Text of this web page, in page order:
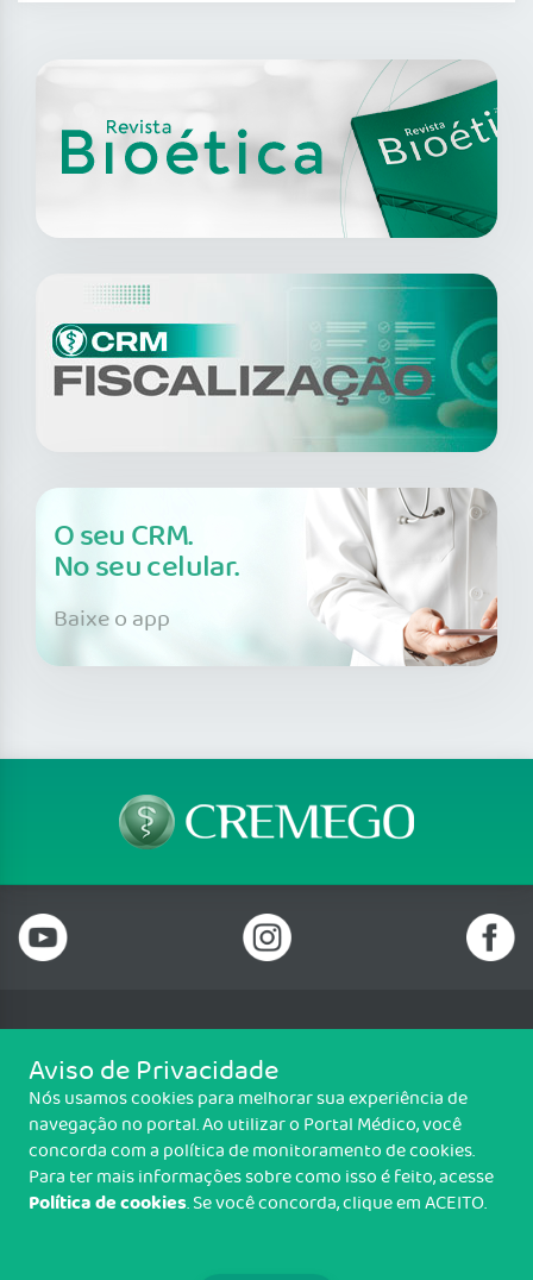
O seu CRM.
No seu celular.
Baixe o app
Telefone: (62) 3250 4900
Email: cremego@cremego.org.br
Rua T-28, N° 245, Qd. 24, Lotes 19 e 20, Setor Bueno, Goiânia/GO - CEP:
74210-040
Horário de funcionamento: Segunda a Sexta - 08h00 às 18h00
Copyright CREMEGO. Todos os direitos reservados.
Aviso de Privacidade
Nós usamos cookies para melhorar sua experiência de
navegação no portal. Ao utilizar o Portal Médico, você
concorda com a política de monitoramento de cookies.
Para ter mais informações sobre como isso é feito, acesse
Política de cookies. Se você concorda, clique em ACEITO.